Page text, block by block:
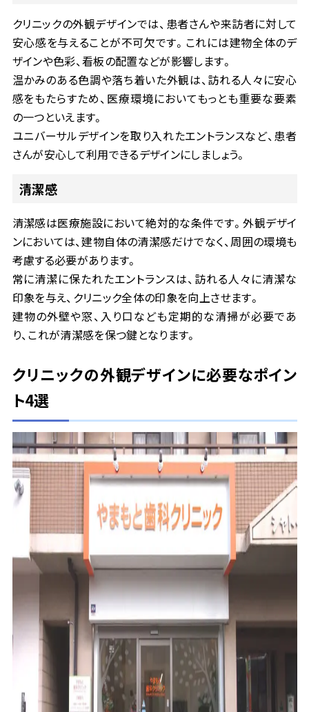
クリニックの外観デザインでは、患者さんや来訪者に対して
安心感を与えることが不可欠です。これには建物全体のデ
ザインや色彩、看板の配置などが影響します。
温かみのある色調や落ち着いた外観は、訪れる人々に安心
感をもたらすため、医療環境においてもっとも重要な要素
の一つといえます。
ユニバーサルデザインを取り入れたエントランスなど、患者
さんが安心して利用できるデザインにしましょう。
清潔感
清潔感は医療施設において絶対的な条件です。外観デザイ
ンにおいては、建物自体の清潔感だけでなく、周囲の環境も
考慮する必要があります。
常に清潔に保たれたエントランスは、訪れる人々に清潔な
印象を与え、クリニック全体の印象を向上させます。
建物の外壁や窓、入り口なども定期的な清掃が必要であ
り、これが清潔感を保つ鍵となります。
クリニックの外観デザインに必要なポイン
ト4選